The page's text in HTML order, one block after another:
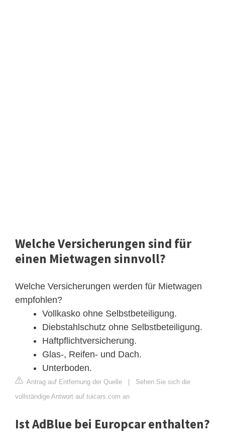
Welche Versicherungen sind für
einen Mietwagen sinnvoll?
Welche Versicherungen werden für Mietwagen
empfohlen?
Vollkasko ohne Selbstbeteiligung.
Diebstahlschutz ohne Selbstbeteiligung.
Haftpflichtversicherung.
Glas-, Reifen- und Dach.
Unterboden.
Antrag auf Entfernung der Quelle | Sehen Sie sich die
vollständige Antwort auf tuicars.com an
Ist AdBlue bei Europcar enthalten?